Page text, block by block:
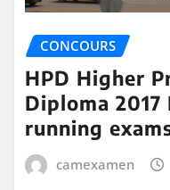
CONCOURS
HPD Higher
Diploma
running
camexamen